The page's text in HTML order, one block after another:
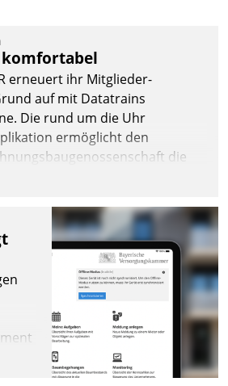
erneuert ihr Mitglieder-
auf mit Datatrains
Die rund um die Uhr
ermöglicht den
die
Smartphone, Tablet oder PC.